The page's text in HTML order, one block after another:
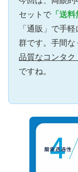
セットで 「送料
「通販」で手
群です。手間な
品質なコンタク
ですね。